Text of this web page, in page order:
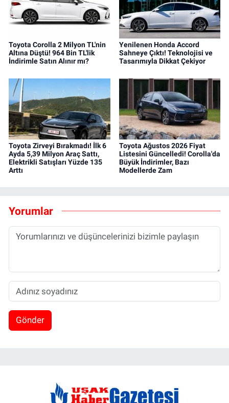
Toyota Corolla 2 Milyon TL'nin
Altına Düştü! 964 Bin TL'lik
İndirimle Satın Alınır mı?
Yenilenen Honda Accord
Sahneye Çıktı! Teknolojisi ve
Tasarımıyla Dikkat Çekiyor
Toyota Zirveyi Bırakmadı! İlk 6
Ayda 5,39 Milyon Araç Sattı,
Elektrikli Satışları Yüzde 135
Arttı
Toyota Ağustos 2026 Fiyat
Listesini Güncelledi! Corolla'da
Büyük İndirimler, Bazı
Modellerde Zam
Yorumlar
Gönder